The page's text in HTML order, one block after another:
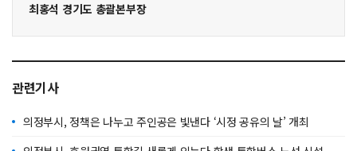
최홍석 경기도 총괄본부장
관련기사
의정부시, 정책은 나누고 주인공은 빛낸다 ‘시정 공유의 날’ 개최